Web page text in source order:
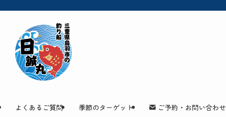
よくあるご質問 季節のターゲット ご予約・お問い合わせ